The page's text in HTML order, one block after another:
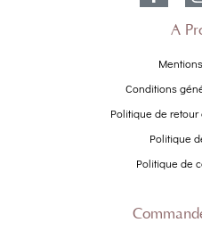
À
Conditions
Politique de
Politique
Politique de